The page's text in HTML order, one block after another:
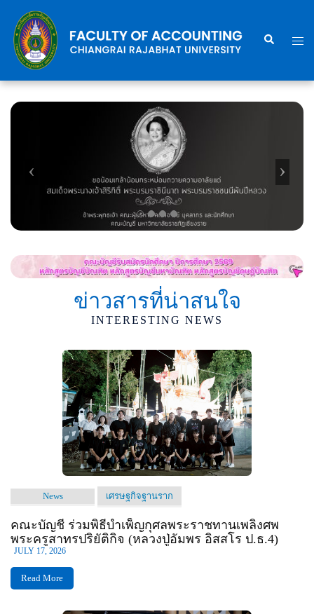
content
Search
ข่าวสารที่น่าสนใจ
INTERESTING NEWS
News เศรษฐกิจฐานราก
คณะบัญชี ร่วมพิธีบำเพ็ญกุศลพระราชทานเพลิงศพ
พระครูสาทรปริยัติกิจ (หลวงปู่อัมพร อิสสโร ป.ธ.4)
JULY 17, 2026
Read More